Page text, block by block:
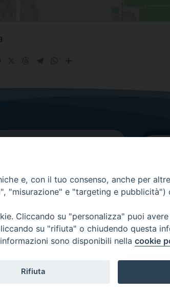
principali
| fax0438 948214
GENERALE
e, con il tuo consenso, anche per
"misurazione" e "targeting e pubblicità")
Cliccando su "personalizza" puoi
su "rifiuta" o chiudendo questa
sono disponibili nella cookie
Rifiuta